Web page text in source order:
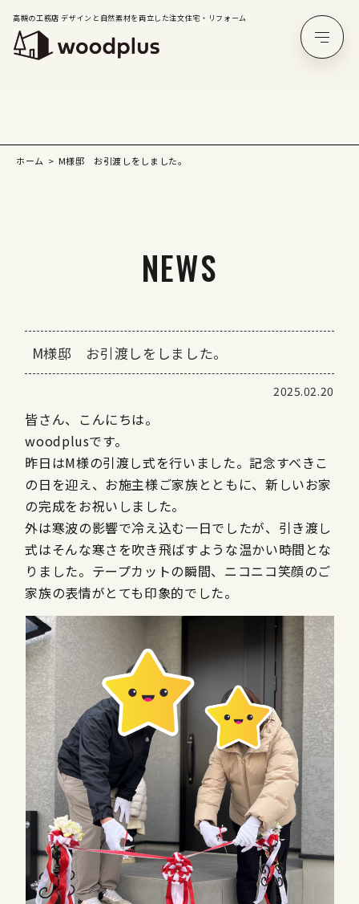
高槻の工務店 デザインと自然素材を両立した注文住宅・リフォーム
ホーム M様邸 お引渡しをしました。
NEWS
M様邸 お引渡しをしました。
2025.02.20
皆さん、こんにちは。
woodplusです。
昨日はM様の引渡し式を行いました。記念すべきこ
の日を迎え、お施主様ご家族とともに、新しいお家
の完成をお祝いしました。
外は寒波の影響で冷え込む一日でしたが、引き渡し
式はそんな寒さを吹き飛ばすような温かい時間とな
りました。テープカットの瞬間、ニコニコ笑顔のご
家族の表情がとても印象的でした。